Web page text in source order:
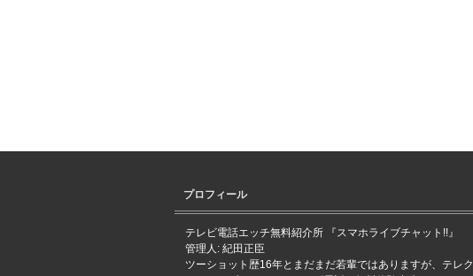
プロフィール
テレビ電話エッチ無料紹介所 『スマホライブチャット!!』
管理人: 紀田正臣
ツーショット歴16年とまだまだ若輩ではありますが、テレク